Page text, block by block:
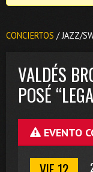
CONCIERTOS / JAZZ/
VALDÉS
POSÉ
EVENTO